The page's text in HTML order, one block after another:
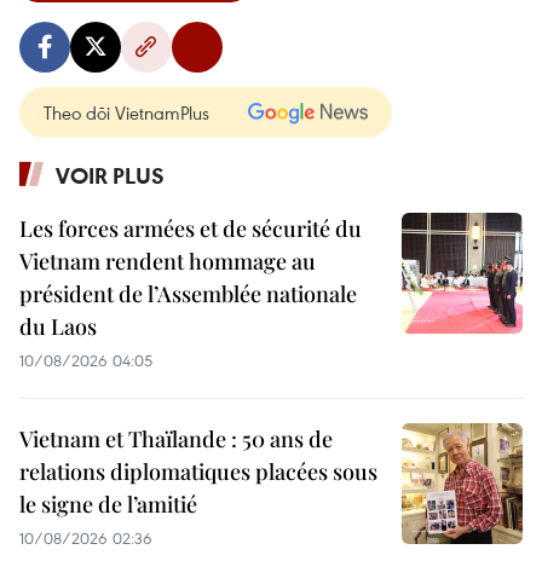
Theo dõi VietnamPlus
VOIR PLUS
Les forces armées et de sécurité du
Vietnam rendent hommage au
président de l’Assemblée nationale
du Laos
10/08/2026 04:05
Vietnam et Thaïlande : 50 ans de
relations diplomatiques placées sous
le signe de l’amitié
10/08/2026 02:36